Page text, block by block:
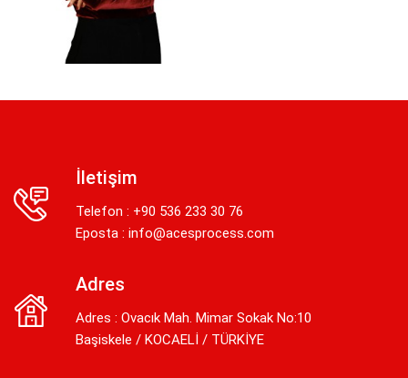
İletişim
Telefon : +90 536 233 30 76
Eposta : info@acesprocess.com
Adres
Adres : Ovacık Mah. Mimar Sokak No:10
Başiskele / KOCAELİ / TÜRKİYE